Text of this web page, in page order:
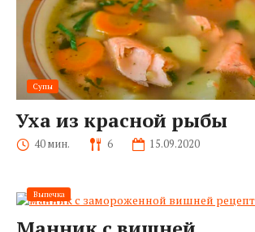
Супы
Уха из красной рыбы
40 мин. 6 15.09.2020
Выпечка